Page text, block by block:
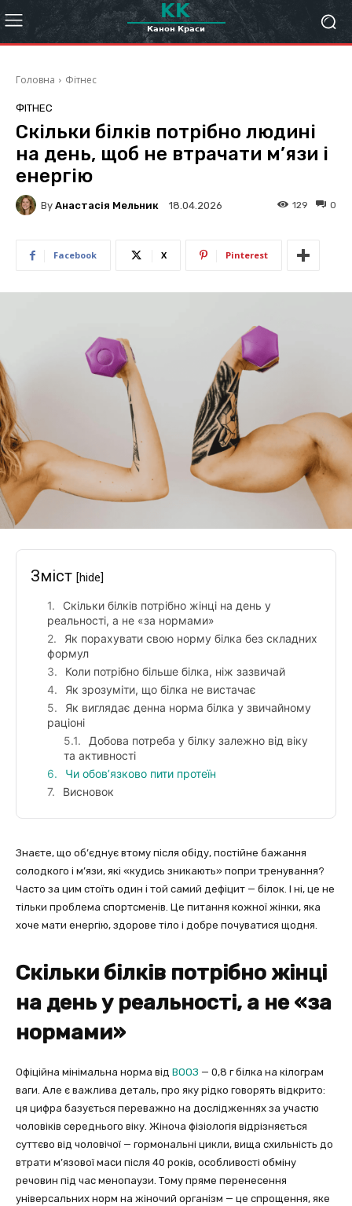
Головна Фітнес
ФІТНЕС
Скільки білків потрібно людині
на день, щоб не втрачати м’язи і
енергію
By Анастасія Мельник 18.04.2026 0
129
Facebook X Pinterest
Зміст [hide]
Скільки білків потрібно жінці на день у
реальності, а не «за нормами»
Як порахувати свою норму білка без складних
формул
Коли потрібно більше білка, ніж зазвичай
Як зрозуміти, що білка не вистачає
Як виглядає денна норма білка у звичайному
раціоні
Добова потреба у білку залежно від віку
та активності
Чи обов’язково пити протеїн
Висновок
Знаєте, що об’єднує втому після обіду, постійне бажання
солодкого і м’язи, які «кудись зникають» попри тренування?
Часто за цим стоїть один і той самий дефіцит — білок. І ні, це не
тільки проблема спортсменів. Це питання кожної жінки, яка
хоче мати енергію, здорове тіло і добре почуватися щодня.
Скільки білків потрібно жінці
на день у реальності, а не «за
нормами»
Офіційна мінімальна норма від ВООЗ — 0,8 г білка на кілограм
ваги. Але є важлива деталь, про яку рідко говорять відкрито:
ця цифра базується переважно на дослідженнях за участю
чоловіків середнього віку. Жіноча фізіологія відрізняється
суттєво від чоловічої — гормональні цикли, вища схильність до
втрати м’язової маси після 40 років, особливості обміну
речовин під час менопаузи. Тому пряме перенесення
універсальних норм на жіночий організм — це спрощення, яке